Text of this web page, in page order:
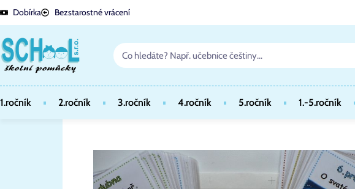
Dobírka Bezstarostné vrácení
1.ročník 2.ročník 3.ročník 4.ročník 5.ročník 1.-5.ročník